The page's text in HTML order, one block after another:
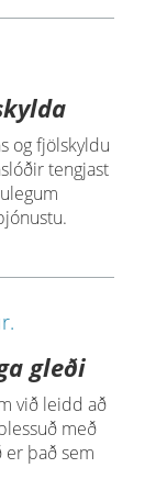
og fjölskyldu
tengjast
gleði
við leidd að
með
er það sem